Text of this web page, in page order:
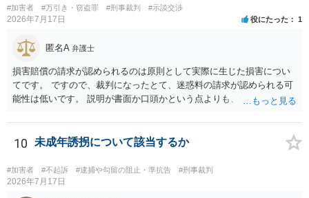
#加害者 #万引き・窃盗罪 #刑事裁判 #示談交渉
2026年7月17日 役にたった 1
匿名A 弁護士
損害賠償の請求が認められるのは原則として実際に生じた損害につい
てです。 ですので、裁判になったとて、迷惑料の請求が認められる可
能性は低いです。 説明が書面か口頭かという点よりも、金銭を支払う
も書面を作らなかった場合、支払ったとしても、受け取っていないと
言われてしまうことや追加で支払いを求められることがあります。
10 未成年誘拐について該当するか
#加害者 #不起訴 #逮捕や勾留の阻止・準抗告 #刑事裁判
2026年7月17日